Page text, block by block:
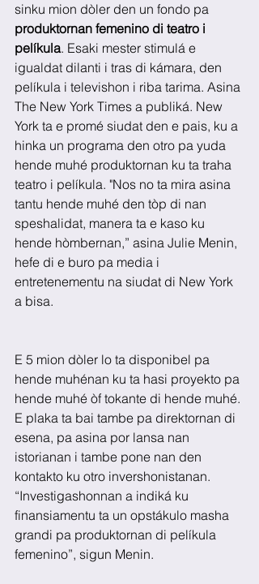
sinku mion dòler den un fondo pa
produktornan femenino di teatro i
pelíkula. Esaki mester stimulá e
igualdat dilanti i tras di kámara, den
pelíkula i televishon i riba tarima. Asina
The New York Times a publiká. New
York ta e promé siudat den e pais, ku a
hinka un programa den otro pa yuda
hende muhé produktornan ku ta traha
teatro i pelíkula. "Nos no ta mira asina
tantu hende muhé den tòp di nan
speshalidat, manera ta e kaso ku
hende hòmbernan,” asina Julie Menin,
hefe di e buro pa media i
entretenementu na siudat di New York
a bisa.
E 5 mion dòler lo ta disponibel pa
hende muhénan ku ta hasi proyekto pa
hende muhé òf tokante di hende muhé.
E plaka ta bai tambe pa direktornan di
esena, pa asina por lansa nan
istorianan i tambe pone nan den
kontakto ku otro invershonistanan.
“Investigashonnan a indiká ku
finansiamentu ta un opstákulo masha
grandi pa produktornan di pelíkula
femenino”, sigun Menin.